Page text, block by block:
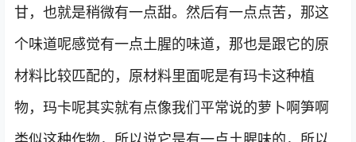
甘，也就是稍微有一点甜。然后有一点点苦，那这
个味道呢感觉有一点土腥的味道，那也是跟它的原
材料比较匹配的，原材料里面呢是有玛卡这种植
物，玛卡呢其实就有点像我们平常说的萝卜啊笋啊